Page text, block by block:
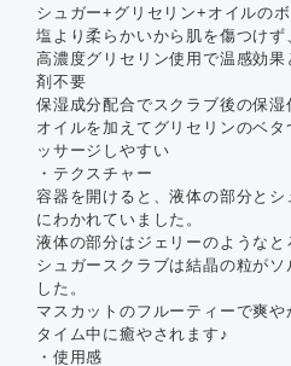
シュガー+グリセリン+オイルの
塩より柔らかいから肌を傷つけ
高濃度グリセリン使用で温感効
剤不要
保湿成分配合でスクラブ後の保湿
オイルを加えてグリセリンのベ
ッサージしやすい
・テクスチャー
容器を開けると、液体の部分と
にわかれていました。
液体の部分はジェリーのようなと
シュガースクラブは結晶の粒が
した。
マスカットのフルーティーで爽
タイム中に癒やされます♪
・使用感